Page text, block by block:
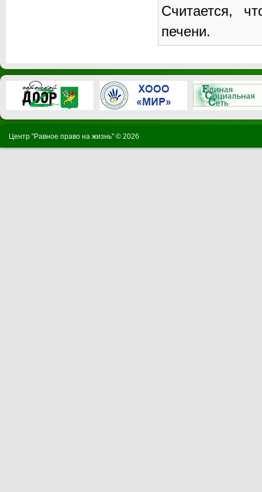
Считается,
печени.
Центр "Равное право на жизнь" © 2026